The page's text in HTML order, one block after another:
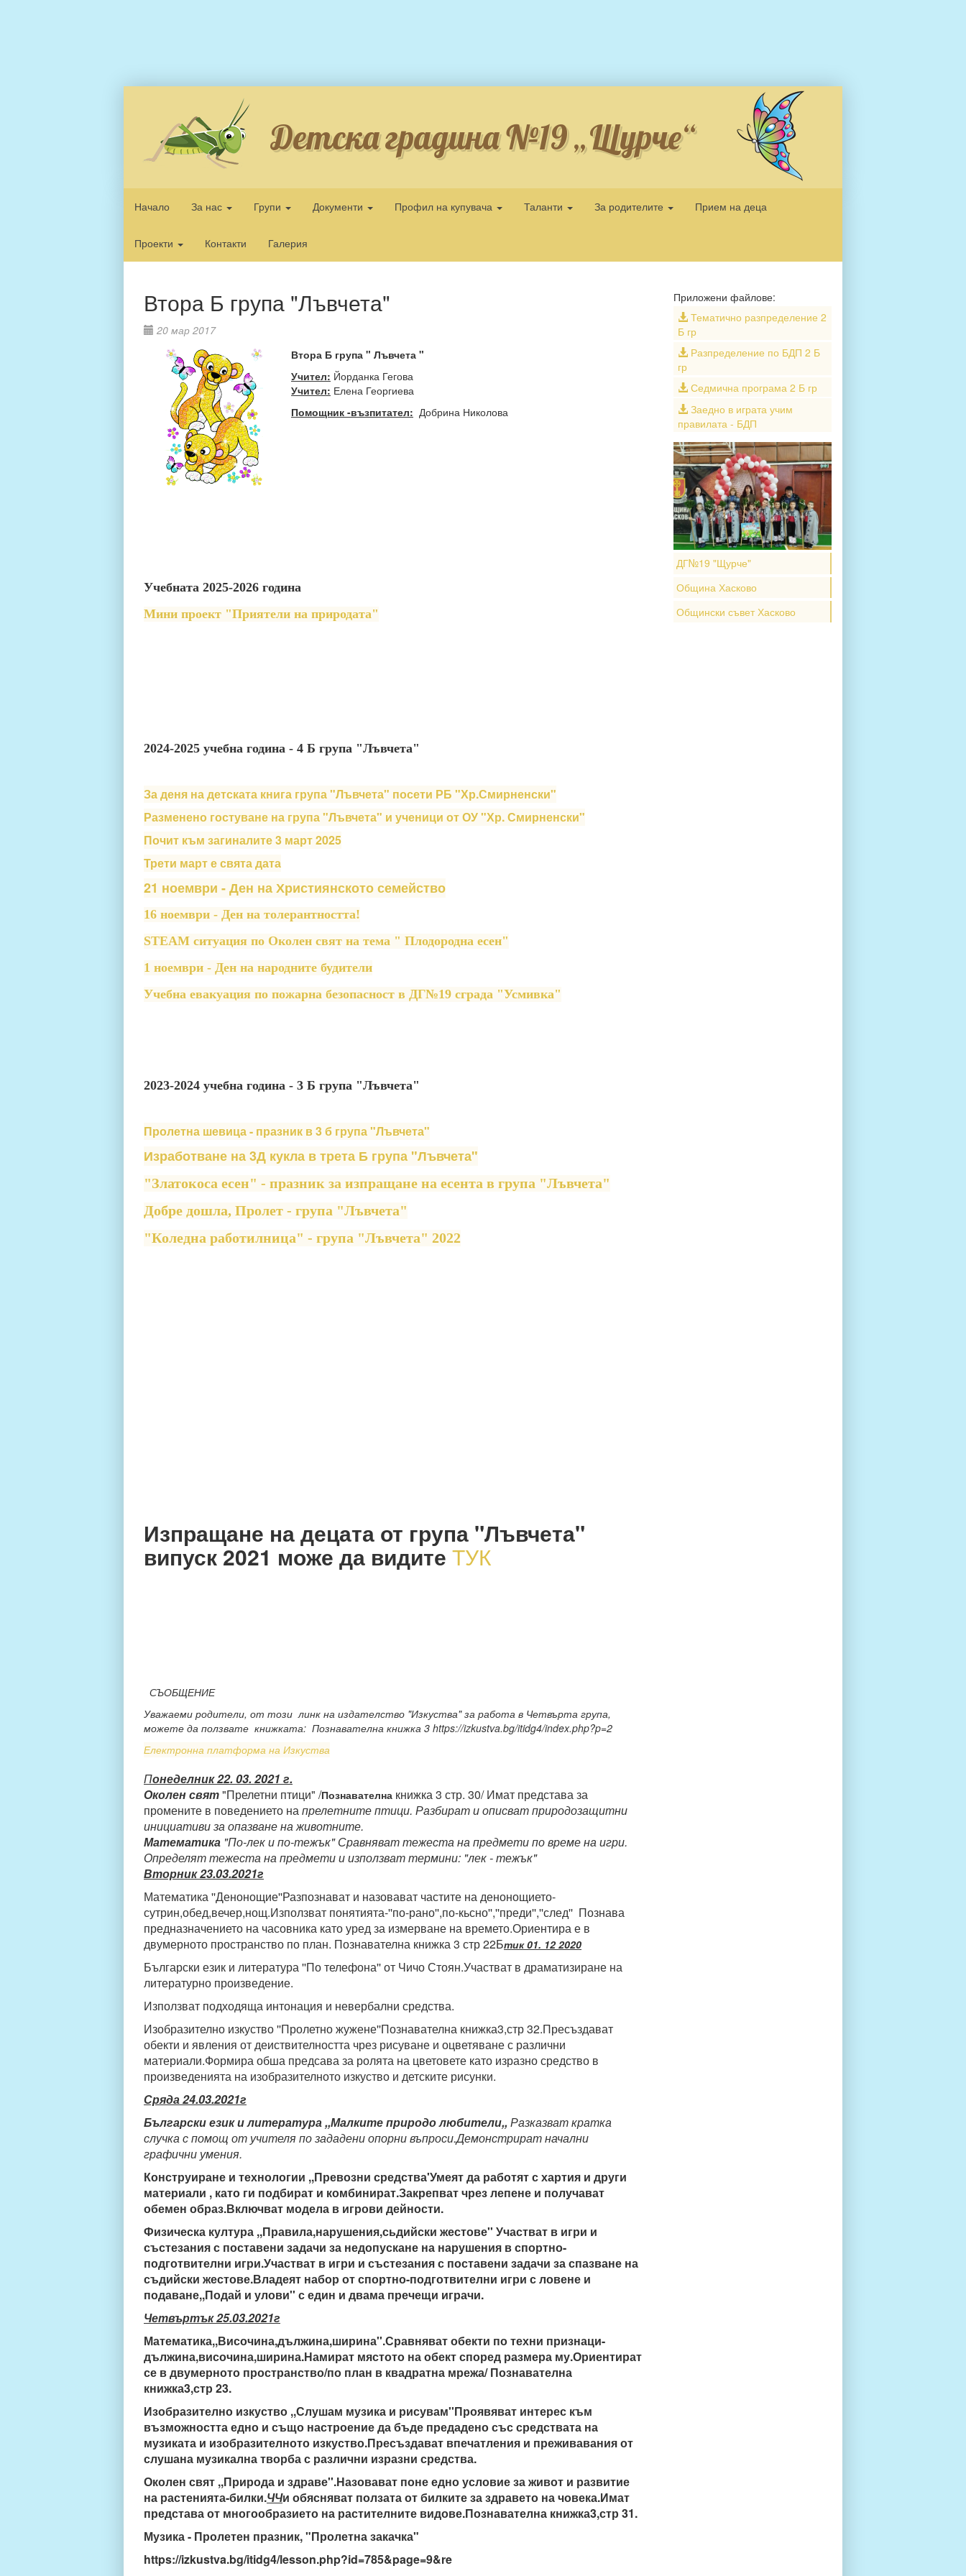
Детска градина №19 „Щурче“
Начало За нас Групи Документи Профил на купувача Таланти За родителите Прием на деца
Проекти Контакти Галерия
Втора Б група "Лъвчета"
20 мар 2017
Втора Б група " Лъвчета "
Учител: Йорданка Гегова
Учител: Елена Георгиева
Помощник -възпитател: Добрина Николова
Учебната 2025-2026 година
Мини проект "Приятели на природата"
2024-2025 учебна година - 4 Б група "Лъвчета"
За деня на детската книга група "Лъвчета" посети РБ "Хр.Смирненски"
Разменено гостуване на група "Лъвчета" и ученици от ОУ "Хр. Смирненски"
Почит към загиналите 3 март 2025
Трети март е свята дата
21 ноември - Ден на Християнското семейство
16 ноември - Ден на толерантността!
STEAM ситуация по Околен свят на тема " Плодородна есен"
1 ноември - Ден на народните будители
Учебна евакуация по пожарна безопасност в ДГ№19 сграда "Усмивка"
2023-2024 учебна година - 3 Б група "Лъвчета"
Пролетна шевица - празник в 3 б група "Лъвчета"
Изработване на 3Д кукла в трета Б група "Лъвчета"
"Златокоса есен" - празник за изпращане на есента в група "Лъвчета"
Добре дошла, Пролет - група "Лъвчета"
"Коледна работилница" - група "Лъвчета" 2022
Изпращане на децата от група "Лъвчета"
випуск 2021 може да видите ТУК
СЪОБЩЕНИЕ
Уважаеми родители, от този линк на издателство "Изкуства" за работа в Четвърта група,
можете да ползвате книжката: Познавателна книжка 3 https://izkustva.bg/itidg4/index.php?p=2
Електронна платформа на Изкуства
Понеделник 22. 03. 2021 г.
Околен свят"Прелетни птици" /Познавателна книжка 3 стр. 30/ Имат представа за
промените в поведението напрелетните птици. Разбират и описват природозащитни
инициативи за опазване на животните.
Математика "По-лек и по-тежък" Сравняват тежеста на предмети по време на игри.
Определят тежеста на предмети и използват термини: "лек - тежък"
Вторник 23.03.2021г
Математика ''Денонощие''Разпознават и назовават частите на денонощието-
сутрин,обед,вечер,нощ.Използват понятията-''по-рано'',по-кьсно'',''преди'',''след'' Познава
предназначението на часовника като уред за измерване на времето.Ориентира е в
двумерното пространство по план. Познавателна книжка 3 стр 22Бтик 01. 12 2020
Български език и литература ''По телефона'' от Чичо Стоян.Участват в драматизиране на
литературно произведение.
Използват подходяща интонация и невербални средства.
Изобразително изкуство ''Пролетно жужене''Познавателна книжка3,стр 32.Пресъздават
обекти и явления от деиствителността чрез рисуване и оцветяване с различни
материали.Формира обша предсава за ролята на цветовете като изразно средство в
произведенията на изобразителното изкуство и детските рисунки.
Сряда 24.03.2021г
Български език и литература ,,Малките природо любители,, Разказват кратка
случка с помощ от учителя по зададени опорни въпроси.Демонстрират начални
графични умения.
Конструиране и технологии ,,Превозни средства'Умеят да работят с хартия и други
материали , като ги подбират и комбинират.Закрепват чрез лепене и получават
обемен образ.Включват модела в игрови дейности.
Физическа култура ,,Правила,нарушения,сьдийски жестове'' Участват в игри и
състезания с поставени задачи за недопускане на нарушения в спортно-
подготвителни игри.Участват в игри и състезания с поставени задачи за спазване на
съдийски жестове.Владеят набор от спортно-подготвителни игри с ловене и
подаване,,Подай и улови'' с един и двама пречещи играчи.
Четвъртък 25.03.2021г
Математика,,Височина,дължина,ширина''.Сравняват обекти по техни признаци-
дължина,височина,ширина.Намират мястото на обект според размера му.Ориентират
се в двумерното пространство/по план в квадратна мрежа/ Познавателна
книжка3,стр 23.
Изобразително изкуство ,,Слушам музика и рисувам''Проявяват интерес към
възможността едно и също настроение да бъде предадено със средствата на
музиката и изобразителното изкуство.Пресъздават впечатления и преживавания от
слушана музикална творба с различни изразни средства.
Околен свят ,,Природа и здраве''.Назовават поне едно условие за живот и развитие
на растенията-билки.ЧЧи обясняват ползата от билките за здравето на човека.Имат
представа от многообразието на растителните видове.Познавателна книжка3,стр 31.
Музика - Пролетен празник, "Пролетна закачка"
https://izkustva.bg/itidg4/lesson.php?id=785&page=9&re
Приложени файлове:
Тематично разпределение 2
Б гр
Разпределение по БДП 2 Б
гр
Седмична програма 2 Б гр
Заедно в играта учим
правилата - БДП
ДГ№19 "Щурче"
Община Хасково
Общински съвет Хасково